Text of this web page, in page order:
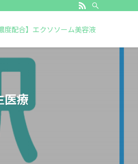
度配合】エクソソーム美容液
医療